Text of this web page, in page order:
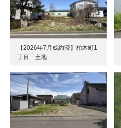
【2026年7月成約済】柏木町1
丁目 土地